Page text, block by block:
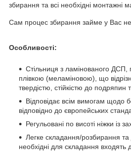
збирання та всі необхідні монтажні
Сам процес збирання займе у Вас не
Особливості:
Стільниця з ламінованого ДСП,
плівкою (меламіновою), що
твердістю, стійкістю до подряпин
Відповідає всім вимогам щодо
відповідно до європейських
Регульовані по висоті ніжки із
Легке складання/розбирання
необхідні для складання входять